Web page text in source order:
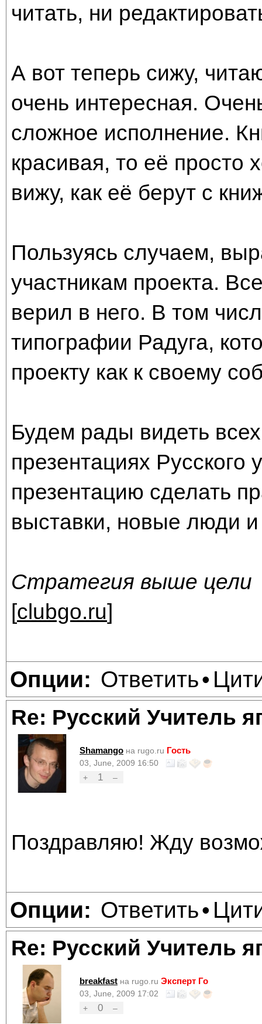
читать, ни
А вот теперь сижу,
очень интересная.
сложное исполнение.
красивая, то её просто
вижу, как её берут с
Пользуясь случаем,
участникам проекта.
верил в него. В том
типографии Радуга,
проекту как к своему
Будем рады видеть
презентациях
презентацию сделать
выставки, новые люди
Стратегия выше цели
[clubgo.ru]
Опции: Ответить•
Re: Русский Учитель
Shamango на rugo.ru Гость
03, June, 2009 16:50
+
1 –
Поздравляю! Жду
Опции: Ответить•
Re: Русский Учитель
breakfast на rugo.ru Эксперт Го
03, June, 2009 17:02
+
0 –